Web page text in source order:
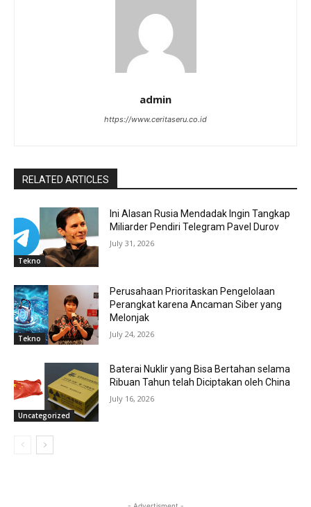
admin
https://www.ceritaseru.co.id
RELATED ARTICLES
Tekno
Ini Alasan Rusia Mendadak Ingin Tangkap
Miliarder Pendiri Telegram Pavel Durov
July 31, 2026
Tekno
Perusahaan Prioritaskan Pengelolaan
Perangkat karena Ancaman Siber yang
Melonjak
July 24, 2026
Uncategorized
Baterai Nuklir yang Bisa Bertahan selama
Ribuan Tahun telah Diciptakan oleh China
July 16, 2026